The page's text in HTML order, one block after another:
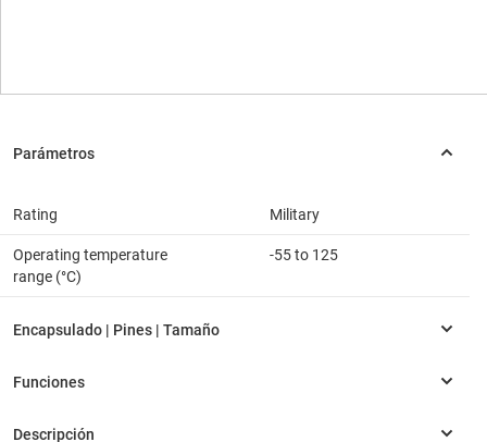
Rating Military
Operating temperature
range (°C)
-55 to 125